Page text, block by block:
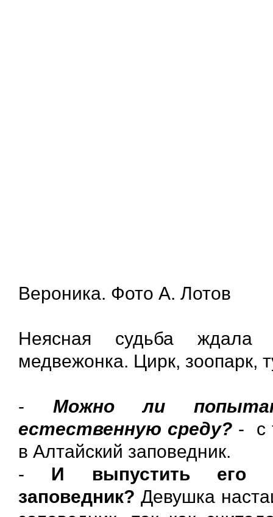
Вероника. Фото А. Лотов
Неясная судьба ждала
медвежонка. Цирк, зоопарк,
- Можно ли
естественную среду? - с
в Алтайский заповедник.
- И выпустить его
заповедник? Девушка